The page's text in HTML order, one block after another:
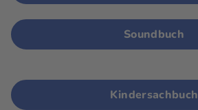
Soundbuch
Kindersachbuch